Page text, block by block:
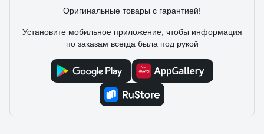
Оригинальные товары с гарантией!
Установите мобильное приложение, чтобы информация
по заказам всегда была под рукой